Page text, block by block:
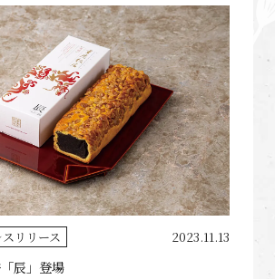
スリリース 2023.11.13
辰」登場